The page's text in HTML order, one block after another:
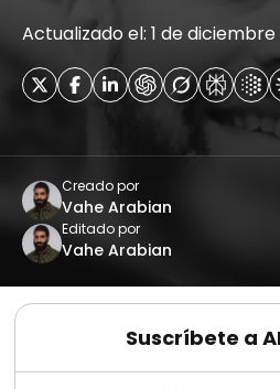
Actualizado el: 1 de
Creado por
Vahe Arabian
Editado por
Vahe Arabian
Suscríbete a